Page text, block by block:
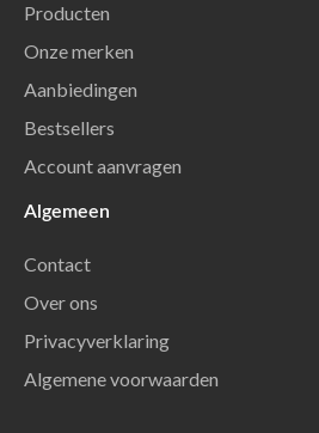
Producten
Onze merken
Aanbiedingen
Bestsellers
Account aanvragen
Algemeen
Contact
Over ons
Privacyverklaring
Algemene voorwaarden